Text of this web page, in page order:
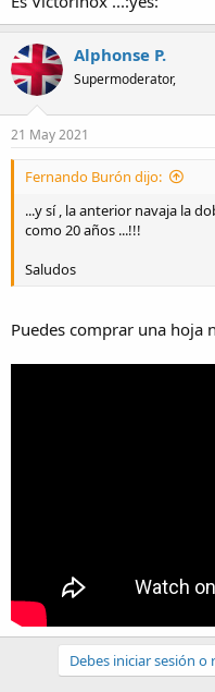
Alphonse P.
Supermoderator,
21 May 2021
Fernando Burón dijo:
...y sí , la anterior navaja la
como 20 años ...!!!
Saludos
Puedes comprar una hoja
Debes iniciar sesión